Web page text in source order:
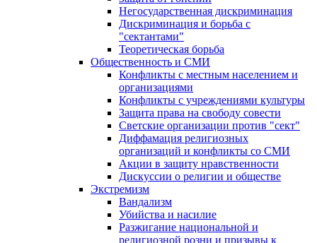
Негосударственная дискриминация
Дискриминация и борьба с
"сектантами"
Теоретическая борьба
Общественность и СМИ
Конфликты с местным населением и
организациями
Конфликты с учреждениями культуры
Защита права на свободу совести
Светские организации против "сект"
Диффамация религиозных
организаций и конфликты со СМИ
Акции в защиту нравственности
Дискуссии о религии и обществе
Экстремизм
Вандализм
Убийства и насилие
Разжигание национальной и
религиозной розни и призывы к